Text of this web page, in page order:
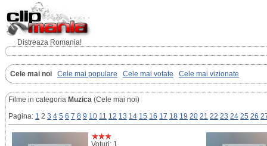
Distreaza Romania!
Cele mai noi Cele mai populare Cele mai votate Cele mai vizionate
Filme in categoria Muzica (Cele mai noi)
Pagina: 1 2 3 4 5 6 7 8 9 10 11 12 13 14 15 16 17 18 19 20 21 22 23 24 25 26
Voturi: 1